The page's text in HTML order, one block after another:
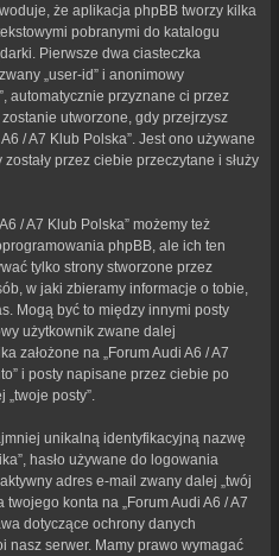
że aplikacja phpBB tworzy kilka
pobranymi do katalogu
Pierwsze dwa ciasteczka
„user-id” i anonimowy
automatycznie przyznane ci przez
utworzone, gdy przejrzysz
/ A7 Klub Polska”. Jest ono używane
przez ciebie przeczytane i służy
/ A7 Klub Polska” możemy też
phpBB, ale ich ten
tylko strony stworzone przez
w jaki zbieramy informacje o tobie,
Mogą być to między innymi posty
użytkownik zwane dalej
założone na „Forum Audi A6 / A7
i posty napisane przez ciebie po
posty”.
unikalną identyfikacyjną nazwę
hasło używane do logowania
adres e-mail zwany dalej „twój
konta na „Forum Audi A6 / A7
dotyczące ochrony danych
nasz serwer. Mamy prawo wymagać